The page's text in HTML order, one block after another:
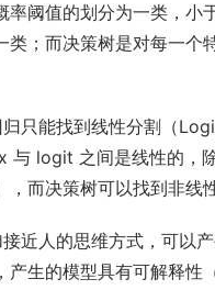
率阈值的划分为一类，小
类；而决策树是对每一个
只能找到线性分割（
与 logit 之间是线性的，
，而决策树可以找到非线
近人的思维方式，可以
产生的模型具有可解释性